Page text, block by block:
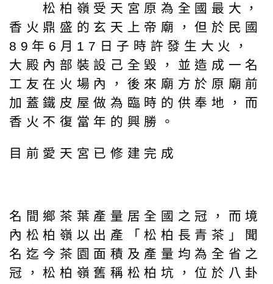
松柏嶺受天宮原為全國最大，
香火鼎盛的玄天上帝廟，但於民國
89年6月17日子時許發生大火，
大殿內部裝設己全毀，並造成一名
工友在火場內，後來廟方於原廟前
加蓋鐵皮屋做為臨時的供奉地，而
香火不復當年的興勝。
目前愛天宮已修建完成
名間鄉茶葉產量居全國之冠，而境
內松柏嶺以出產「松柏長青茶」聞
名迄今茶園面積及產量均為全省之
冠，松柏嶺舊稱松柏坑，位於八卦